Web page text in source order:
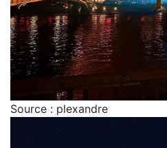
Source : plexandre